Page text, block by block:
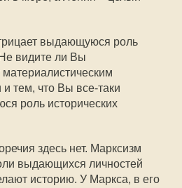
выдающуюся роль
видите ли Вы
тем, что Вы все-таки
роль исторических
здесь нет. Марксизм
выдающихся личностей
историю. У Маркса, в его